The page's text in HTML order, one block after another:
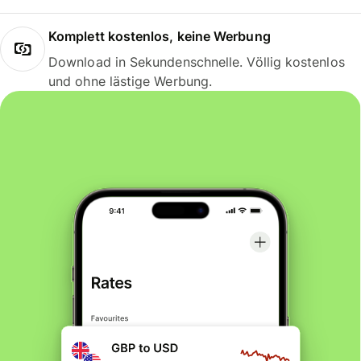
Komplett kostenlos, keine Werbung
Download in Sekundenschnelle. Völlig kostenlos
und ohne lästige Werbung.